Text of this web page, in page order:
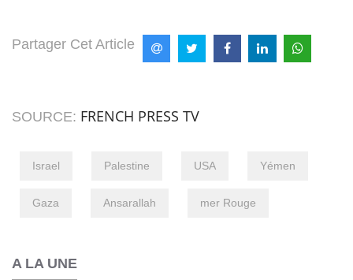
Partager Cet Article
SOURCE: FRENCH PRESS TV
Israel Palestine USA Yémen
Gaza Ansarallah mer Rouge
A LA UNE